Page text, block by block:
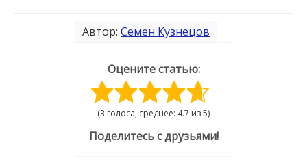
Автор: Семен Кузнецов
Оцените статью:
(3 голоса, среднее: 4.7 из 5)
Поделитесь с друзьями!